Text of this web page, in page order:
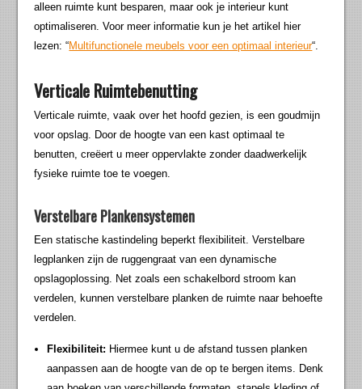
alleen ruimte kunt besparen, maar ook je interieur kunt
optimaliseren. Voor meer informatie kun je het artikel hier
lezen: “Multifunctionele meubels voor een optimaal interieur“.
Verticale Ruimtebenutting
Verticale ruimte, vaak over het hoofd gezien, is een goudmijn
voor opslag. Door de hoogte van een kast optimaal te
benutten, creëert u meer oppervlakte zonder daadwerkelijk
fysieke ruimte toe te voegen.
Verstelbare Plankensystemen
Een statische kastindeling beperkt flexibiliteit. Verstelbare
legplanken zijn de ruggengraat van een dynamische
opslagoplossing. Net zoals een schakelbord stroom kan
verdelen, kunnen verstelbare planken de ruimte naar behoefte
verdelen.
Flexibiliteit: Hiermee kunt u de afstand tussen planken
aanpassen aan de hoogte van de op te bergen items. Denk